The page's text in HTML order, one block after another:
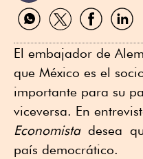
Compartir
por
Compartir
por
Compartir
por
por
El embajador de
que México es el
importante para su
viceversa. En
Economistadesea
país democrático.